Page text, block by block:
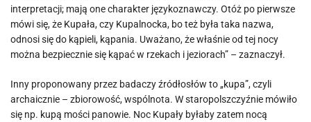
interpretacji; mają one charakter językoznawczy. Otóż po pierwsze
mówi się, że Kupała, czy Kupalnocka, bo też była taka nazwa,
odnosi się do kąpieli, kąpania. Uważano, że właśnie od tej nocy
można bezpiecznie się kąpać w rzekach i jeziorach” – zaznaczył.
Inny proponowany przez badaczy źródłosłów to „kupa”, czyli
archaicznie – zbiorowość, wspólnota. W staropolszczyźnie mówiło
się np. kupą mości panowie. Noc Kupały byłaby zatem nocą